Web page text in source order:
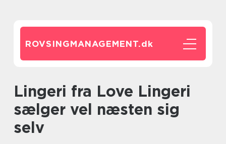
ROVSINGMANAGEMENT.dk
Lingeri fra Love Lingeri
sælger vel næsten sig
selv